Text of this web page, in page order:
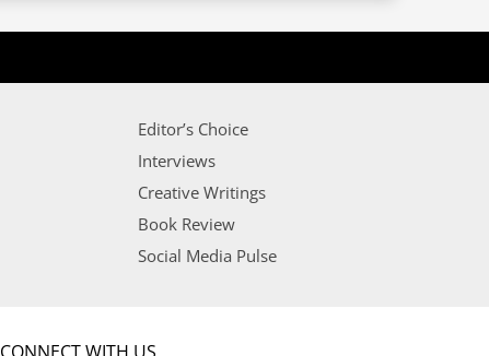
Editor’s Choice
Interviews
Creative Writings
Book Review
Social Media Pulse